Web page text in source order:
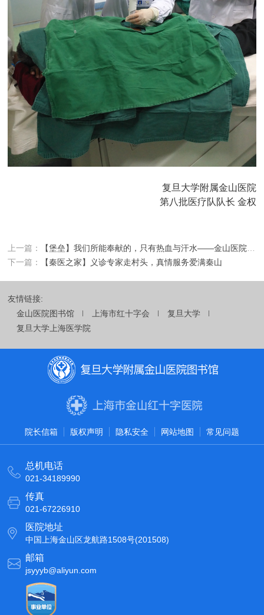
复旦大学附属金山医院
第八批医疗队队长 金权
上一篇：
【堡垒】我们所能奉献的，只有热血与汗水——金山医院神经内科脑卒中宣讲团队
下一篇：
【秦医之家】义诊专家走村头，真情服务爱满秦山
友情链接:
金山医院图书馆
上海市红十字会
复旦大学
复旦大学上海医学院
院长信箱 版权声明 隐私安全 网站地图 常见问题
总机电话
021-34189990
传真
021-67226910
医院地址
中国上海金山区龙航路1508号(201508)
邮箱
jsyyyb@aliyun.com